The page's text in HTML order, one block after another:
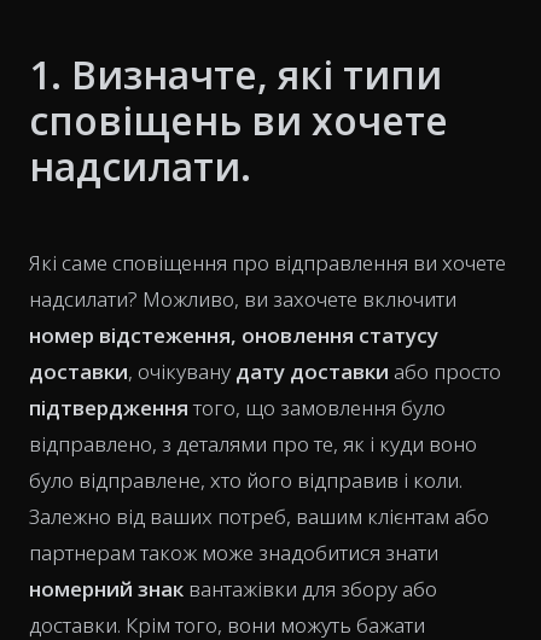
1. Визначте, які типи
сповіщень ви хочете
надсилати.
Які саме сповіщення про відправлення ви хочете
надсилати? Можливо, ви захочете включити
номер відстеження, оновлення статусу
доставки, очікувану дату доставки або просто
підтвердженнятого, що замовлення було
відправлено, з деталями про те, як і куди воно
було відправлене, хто його відправив і коли.
Залежно від ваших потреб, вашим клієнтам або
партнерам також може знадобитися знати
номерний знак вантажівки для збору або
доставки. Крім того, вони можуть бажати